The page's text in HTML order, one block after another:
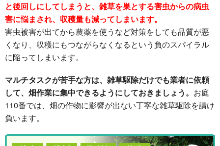
と後回しにしてしまうと、雑草を巣とする害虫からの病虫
害に悩まされ、収穫量も減ってしまいます。
害虫被害が出てから農薬を使うなど対策をしても品質が悪
くなり、収穫にもつながらなくなるという負のスパイラル
に陥ってしまいます。
マルチタスクが苦手な方は、雑草駆除だけでも業者に依頼
して、畑作業に集中できるようにしておきましょう。 お庭
110番では、畑の作物に影響が出ない丁寧な雑草駆除を請け
負います。